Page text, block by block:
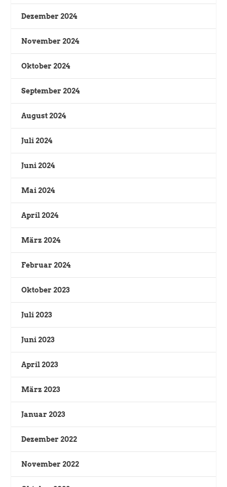
Dezember 2024
November 2024
Oktober 2024
September 2024
August 2024
Juli 2024
Juni 2024
Mai 2024
April 2024
März 2024
Februar 2024
Oktober 2023
Juli 2023
Juni 2023
April 2023
März 2023
Januar 2023
Dezember 2022
November 2022